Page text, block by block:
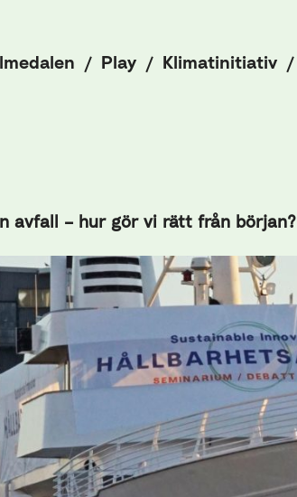
Play Klimatinitiativ
avfall – hur gör vi rätt från början?